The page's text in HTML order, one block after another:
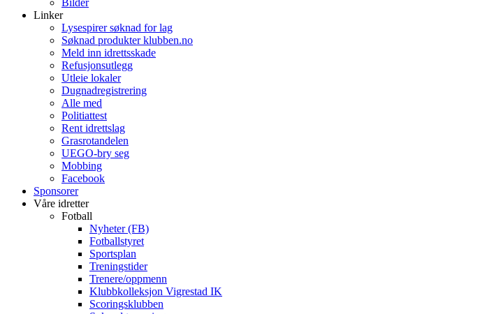
Bilder
Linker
Lysespirer søknad for lag
Søknad produkter klubben.no
Meld inn idrettsskade
Refusjonsutlegg
Utleie lokaler
Dugnadregistrering
Alle med
Politiattest
Rent idrettslag
Grasrotandelen
UEGO-bry seg
Mobbing
Facebook
Sponsorer
Våre idretter
Fotball
Nyheter (FB)
Fotballstyret
Sportsplan
Treningstider
Trenere/oppmenn
Klubbkolleksjon Vigrestad IK
Scoringsklubben